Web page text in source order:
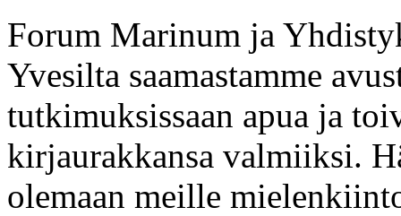
Forum Marinum ja
Yvesilta saamastamme
tutkimuksissaan apua ja
kirjaurakkansa valmiiksi.
olemaan meille